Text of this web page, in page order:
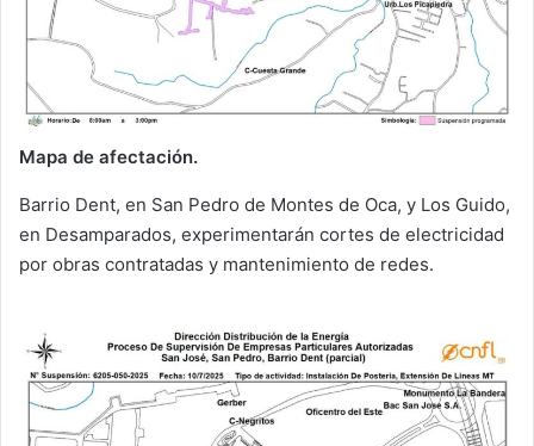
Mapa de afectación.
Barrio Dent, en San Pedro de Montes de Oca, y Los Guido,
en Desamparados, experimentarán cortes de electricidad
por obras contratadas y mantenimiento de redes.